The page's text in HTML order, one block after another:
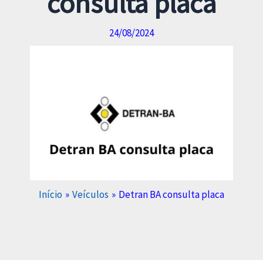
24/08/2024
Início Veículos Detran BA consulta placa